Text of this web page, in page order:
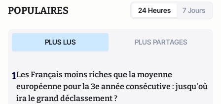
POPULAIRES 24 Heures 7 Jours
PLUS LUS PLUS PARTAGES
1Les Français moins riches que la moyenne
européenne pour la 3e année consécutive : jusqu'où
ira le grand déclassement ?